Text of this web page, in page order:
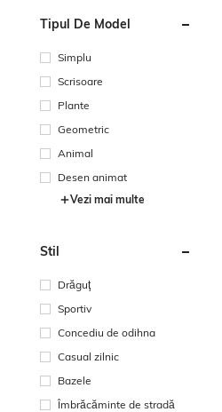
Tipul De Model
Simplu
Scrisoare
Plante
Geometric
Animal
Desen animat
Vezi mai multe
Stil
Drăguţ
Sportiv
Concediu de odihna
Casual zilnic
Bazele
Îmbrăcăminte de stradă